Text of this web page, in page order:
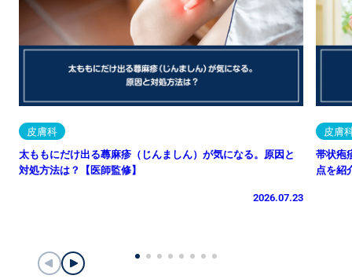
皮膚科
太ももにだけ出る蕁麻疹（じんましん）が気になる。原因と
対処方法は？【医師監修】
2026.07.23
皮膚
帯状疱
点を紹